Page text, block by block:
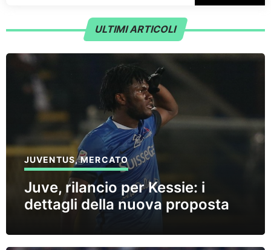
ULTIMI ARTICOLI
JUVENTUS,MERCATO
Juve, rilancio per Kessie: i
dettagli della nuova proposta